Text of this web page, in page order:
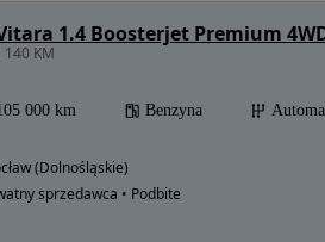
1.4 Boosterjet Premium
140 KM
000 km Benzyna
(Dolnośląskie)
sprzedawca • Podbite